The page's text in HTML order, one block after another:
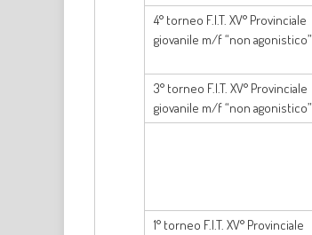
4° torneo F.I.T. XV° Provinciale
giovanile m/f “non agonistico”
3° torneo F.I.T. XV° Provinciale
giovanile m/f “non agonistico”
1° torneo F.I.T. XV° Provinciale